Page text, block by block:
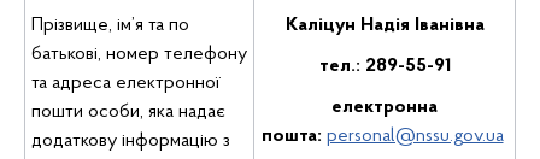
Прізвище, ім’я та по
батькові, номер телефону
та адреса електронної
пошти особи, яка надає
додаткову інформацію з
Каліцун Надія Іванівна
тел.: 289-55-91
електронна
пошта: personal@nssu.gov.ua